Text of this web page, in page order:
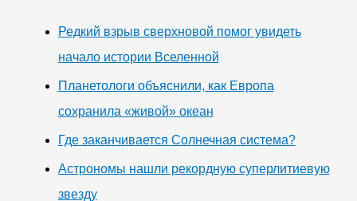
Редкий взрыв сверхновой помог увидеть
начало истории Вселенной
Планетологи объяснили, как Европа
сохранила «живой» океан
Где заканчивается Солнечная система?
Астрономы нашли рекордную суперлитиевую
звезду